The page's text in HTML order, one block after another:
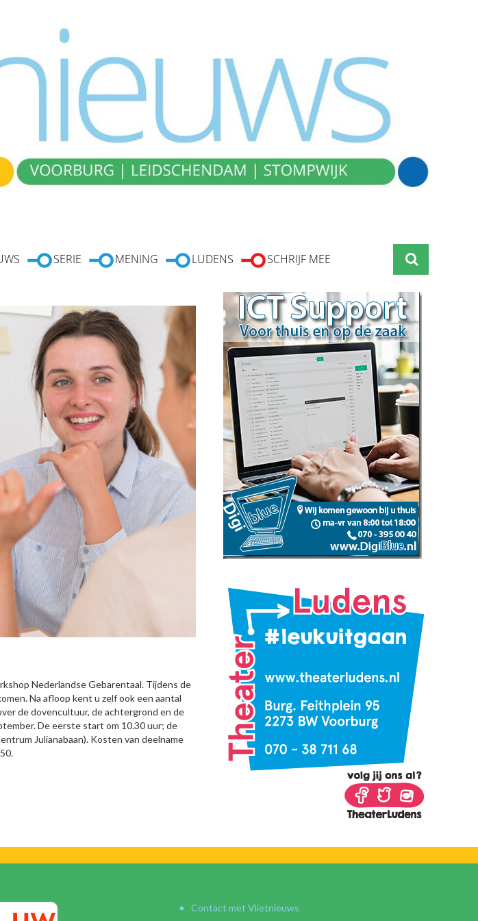
SERIE MENING LUDENS SCHRIJF MEE
Nederlandse Gebarentaal. Tijdens de
Na afloop kent u zelf ook een aantal
de dovencultuur, de achtergrond en de
De eerste start om 10.30 uur; de
Julianabaan). Kosten van deelname
Contact met Vlietnieuws